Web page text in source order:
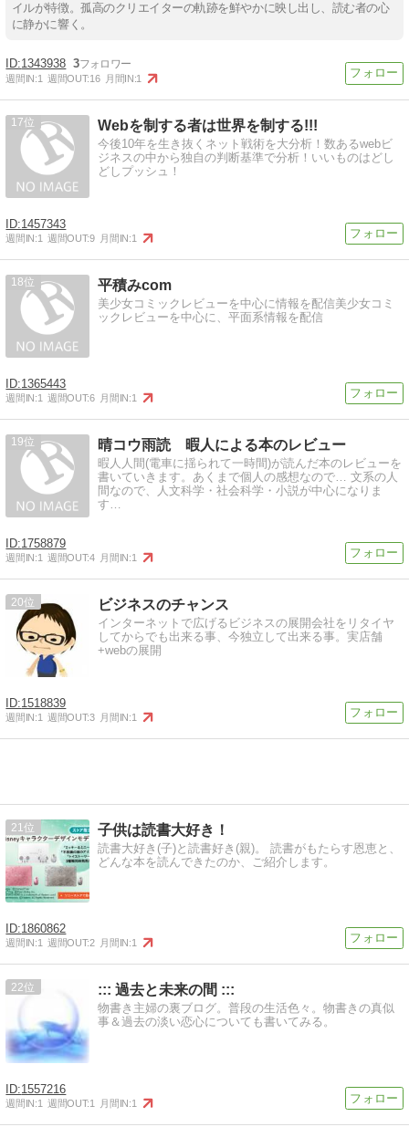
イルが特徴。孤高のクリエイターの軌跡を鮮やかに映し出し、読む者の心
に静かに響く。
1343938 3
週間IN:1 週間OUT:16 月間IN:1
17 Webを制する者は世界を制する!!!
今後10年を生き抜くネット戦術を大分析！数あるwebビ
ジネスの中から独自の判断基準で分析！いいものはどし
どしプッシュ！
1457343
週間IN:1 週間OUT:9 月間IN:1
18 平積みcom
美少女コミックレビューを中心に情報を配信美少女コミ
ックレビューを中心に、平面系情報を配信
1365443
週間IN:1 週間OUT:6 月間IN:1
19 晴コウ雨読 暇人による本のレビュー
暇人人間(電車に揺られて一時間)が読んだ本のレビューを
書いていきます。あくまで個人の感想なので… 文系の人
間なので、人文科学・社会科学・小説が中心になりま
す…
1758879
週間IN:1 週間OUT:4 月間IN:1
20 ビジネスのチャンス
インターネットで広げるビジネスの展開会社をリタイヤ
してからでも出来る事、今独立して出来る事。実店舗
+webの展開
1518839
週間IN:1 週間OUT:3 月間IN:1
21 子供は読書大好き！
読書大好き(子)と読書好き(親)。 読書がもたらす恩恵と、
どんな本を読んできたのか、ご紹介します。
1860862
週間IN:1 週間OUT:2 月間IN:1
22 ::: 過去と未来の間 :::
物書き主婦の裏ブログ。普段の生活色々。物書きの真似
事＆過去の淡い恋心についても書いてみる。
1557216
週間IN:1 週間OUT:1 月間IN:1